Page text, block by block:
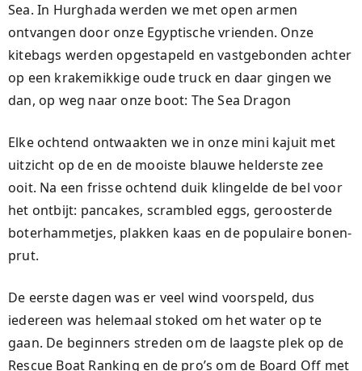
Sea. In Hurghada werden we met open armen
ontvangen door onze Egyptische vrienden. Onze
kitebags werden opgestapeld en vastgebonden achter
op een krakemikkige oude truck en daar gingen we
dan, op weg naar onze boot: The Sea Dragon
Elke ochtend ontwaakten we in onze mini kajuit met
uitzicht op de en de mooiste blauwe helderste zee
ooit. Na een frisse ochtend duik klingelde de bel voor
het ontbijt: pancakes, scrambled eggs, geroosterde
boterhammetjes, plakken kaas en de populaire bonen-
prut.
De eerste dagen was er veel wind voorspeld, dus
iedereen was helemaal stoked om het water op te
gaan. De beginners streden om de laagste plek op de
Rescue Boat Ranking en de pro’s om de Board Off met